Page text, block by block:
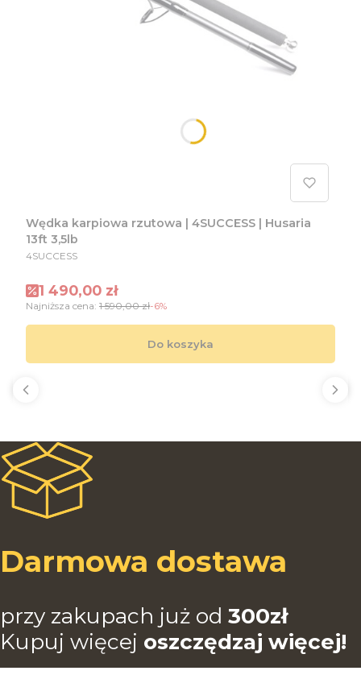
Wędka karpiowa rzutowa | 4SUCCESS | Husaria
13ft 3,5lb
PRODUCENT
4SUCCESS
Cena promocyjna
1 490,00 zł
Najniższa cena: 1 590,00 zł-6%
Do koszyka
Darmowa dostawa
przy zakupach już od 300zł
Kupuj więcej oszczędzaj więcej!